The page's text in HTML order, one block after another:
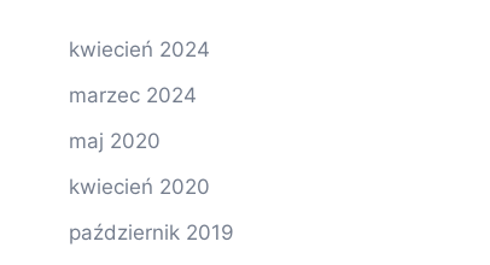
kwiecień 2024
marzec 2024
maj 2020
kwiecień 2020
październik 2019